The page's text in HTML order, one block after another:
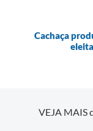
Cachaça
VEJA MAIS